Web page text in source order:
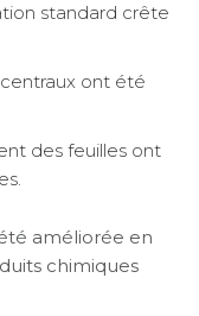
standard crête
ont été
des feuilles ont
améliorée en
chimiques